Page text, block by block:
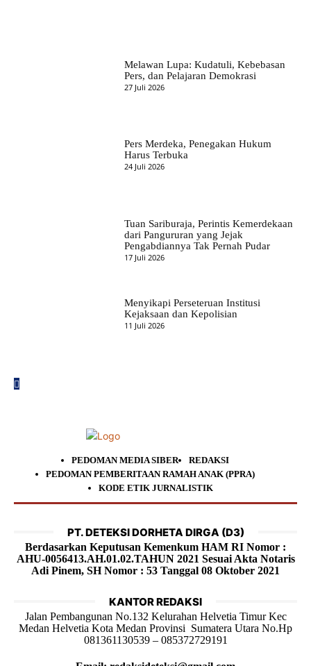
Melawan Lupa: Kudatuli, Kebebasan
Pers, dan Pelajaran Demokrasi
27 Juli 2026
Pers Merdeka, Penegakan Hukum
Harus Terbuka
24 Juli 2026
Tuan Sariburaja, Perintis Kemerdekaan
dari Pangururan yang Jejak
Pengabdiannya Tak Pernah Pudar
17 Juli 2026
Menyikapi Perseteruan Institusi
Kejaksaan dan Kepolisian
11 Juli 2026
PEDOMAN MEDIA SIBER
REDAKSI
PEDOMAN PEMBERITAAN RAMAH ANAK (PPRA)
KODE ETIK JURNALISTIK
PT. DETEKSI DORHETA DIRGA (D3)
Berdasarkan Keputusan Kemenkum HAM RI Nomor :
AHU-0056413.AH.01.02.TAHUN 2021 Sesuai Akta Notaris
Adi Pinem, SH Nomor : 53 Tanggal 08 Oktober 2021
KANTOR REDAKSI
Jalan Pembangunan No.132 Kelurahan Helvetia Timur Kec
Medan Helvetia Kota Medan Provinsi Sumatera Utara No.Hp
081361130539 – 085372729191